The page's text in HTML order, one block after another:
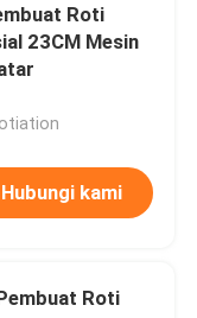
Roti
23CM Mesin
Hubungi kami
Roti